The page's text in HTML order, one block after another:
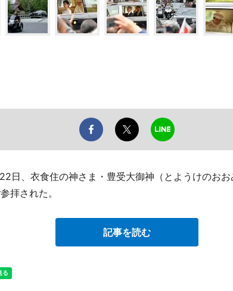
日、衣食住の神さま・豊受大御神（とようけのお
拝された。
記事を読む